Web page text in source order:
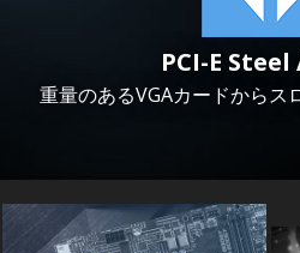
PCI-E
重量のあるVGAカードからス